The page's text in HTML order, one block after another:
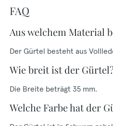
FAQ
Aus welchem Material
Der Gürtel besteht aus
Wie breit ist der
Die Breite beträgt 35 mm.
Welche Farbe hat der